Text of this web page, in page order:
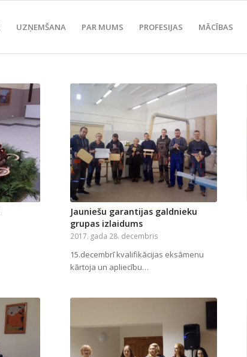
UZŅEMŠANA PAR MUMS PROFESIJAS MĀCĪBAS
Jauniešu garantijas galdnieku
grupas izlaidums
2017. gada 28. decembris
15.decembrī kvalifikācijas eksāmenu
kārtoja un apliecību…